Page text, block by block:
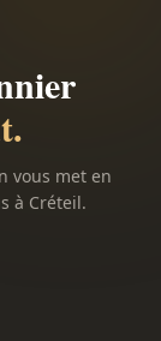
vous met en
à Créteil.